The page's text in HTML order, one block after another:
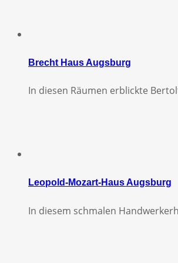
Brecht Haus Augsburg
In diesen Räumen erblickte
Leopold-Mozart-Haus Augsburg
In diesem schmalen